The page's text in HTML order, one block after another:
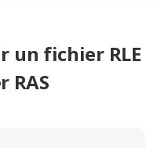
un fichier RLE
RAS